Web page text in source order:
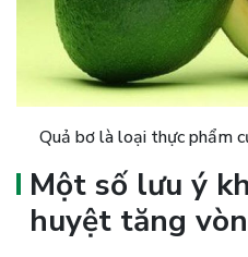
Quả bơ là loại thực phẩm
Một số lưu ý
huyệt tăng